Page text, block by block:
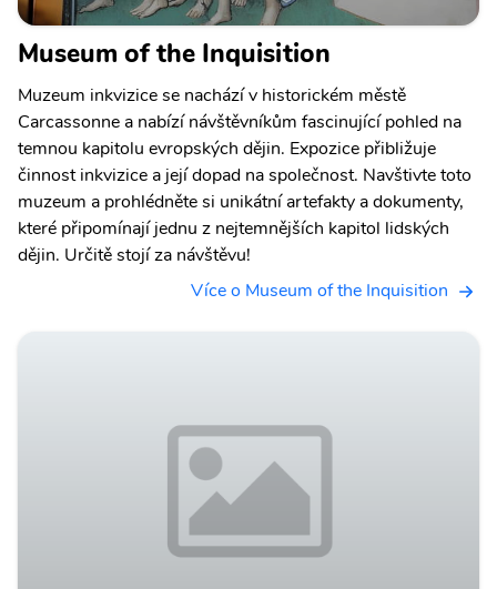
Museum of the Inquisition
Muzeum inkvizice se nachází v historickém městě
Carcassonne a nabízí návštěvníkům fascinující pohled na
temnou kapitolu evropských dějin. Expozice přibližuje
činnost inkvizice a její dopad na společnost. Navštivte toto
muzeum a prohlédněte si unikátní artefakty a dokumenty,
které připomínají jednu z nejtemnějších kapitol lidských
dějin. Určitě stojí za návštěvu!
Více o Museum of the Inquisition